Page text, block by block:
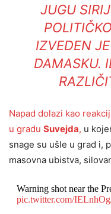
JUGU
IZVEDEN
DAMASKU.
Napad dolazi kao
u gradu Suvejda, u
snage su ušle u grad i,
masovna ubistva,
Warning shot near the
pic.twitter.com/